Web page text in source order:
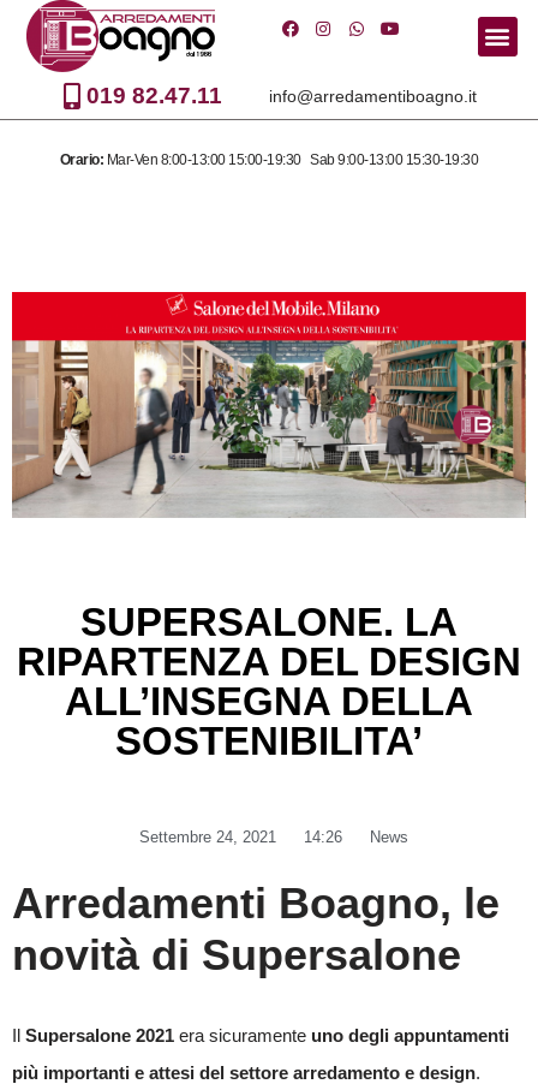
Vai
contenuto
019 82.47.11 info@arredamentiboagno.it
Orario: Mar-Ven 8:00-13:00 15:00-19:30 Sab 9:00-13:00 15:30-19:30
SUPERSALONE. LA
RIPARTENZA DEL DESIGN
ALL’INSEGNA DELLA
SOSTENIBILITA’
Settembre 24, 2021 14:26 News
Arredamenti Boagno, le
novità di Supersalone
Il Supersalone 2021 era sicuramente uno degli appuntamenti
più importanti e attesi del settore arredamento e design.